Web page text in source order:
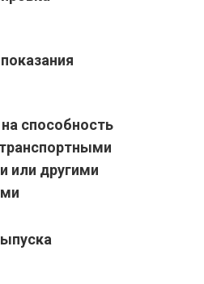
способность
или другими